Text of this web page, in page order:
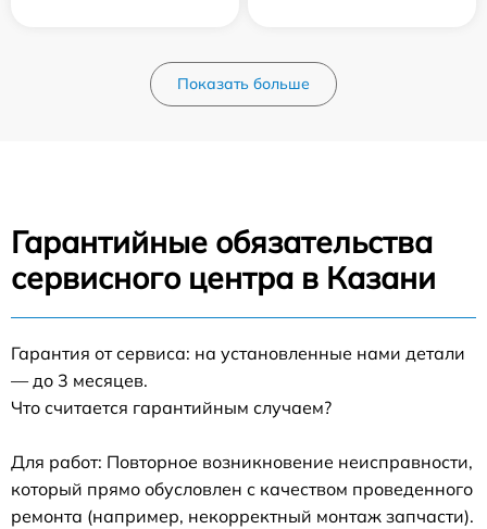
Показать больше
Гарантийные обязательства
сервисного центра в Казани
Гарантия от сервиса: на установленные нами детали
— до 3 месяцев.
Что считается гарантийным случаем?
Для работ: Повторное возникновение неисправности,
который прямо обусловлен с качеством проведенного
ремонта (например, некорректный монтаж запчасти).